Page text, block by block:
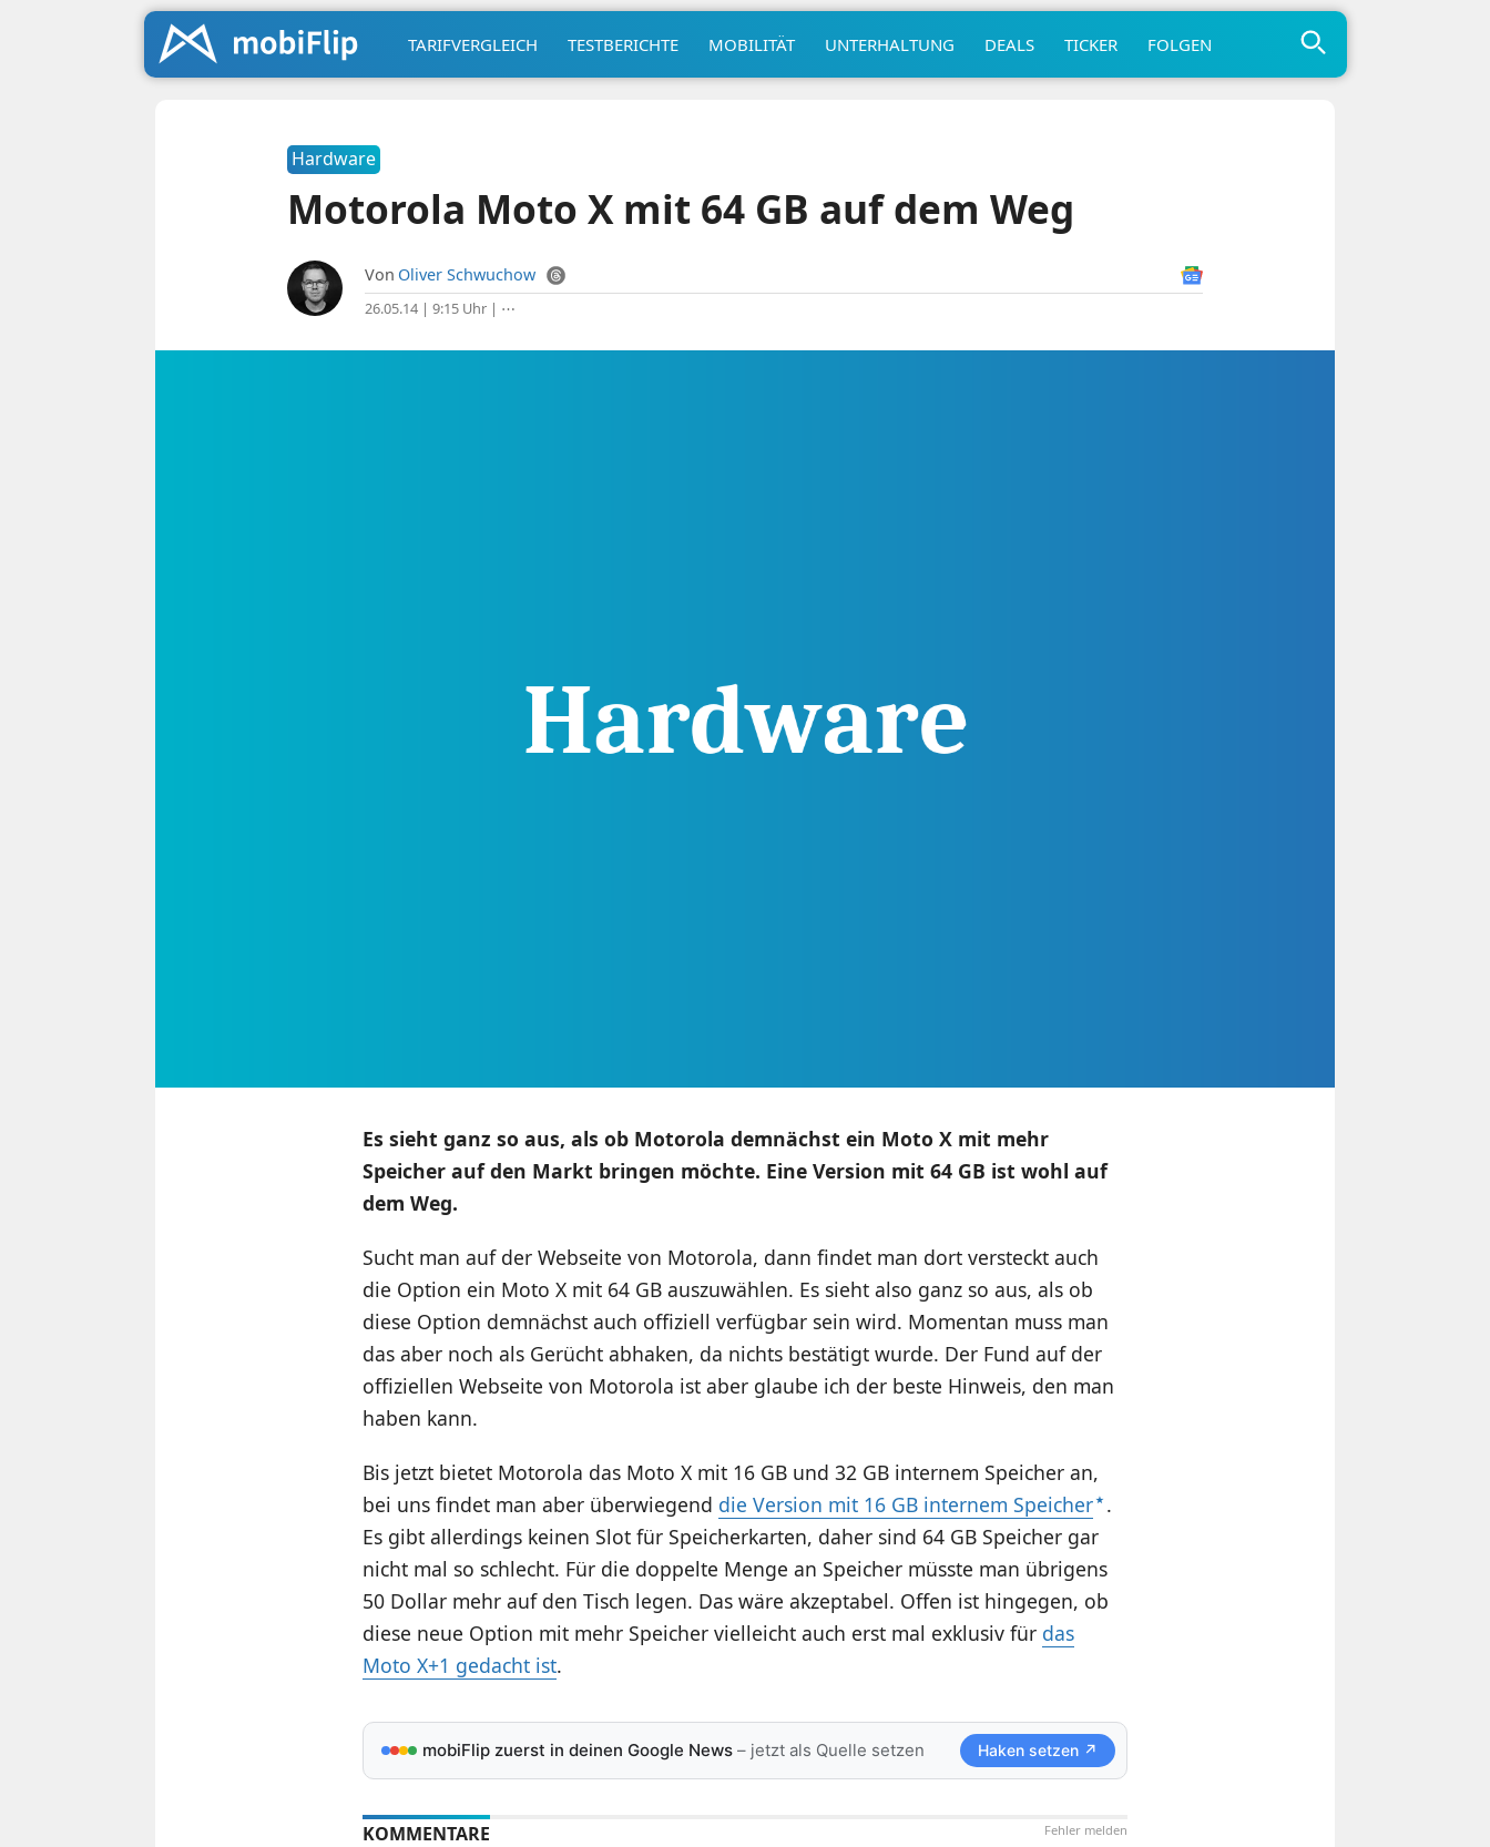
TARIFVERGLEICH TESTBERICHTE MOBILITÄT UNTERHALTUNG DEALS TICKER FOLGEN
Hardware
Motorola Moto X mit 64 GB auf dem Weg
Von Oliver Schwuchow
26.05.14 | 9:15 Uhr| ⋯
Es sieht ganz so aus, als ob Motorola demnächst ein Moto X mit mehr
Speicher auf den Markt bringen möchte. Eine Version mit 64 GB ist wohl auf
dem Weg.
Sucht man auf der Webseite von Motorola, dann findet man dort versteckt auch
die Option ein Moto X mit 64 GB auszuwählen. Es sieht also ganz so aus, als ob
diese Option demnächst auch offiziell verfügbar sein wird. Momentan muss man
das aber noch als Gerücht abhaken, da nichts bestätigt wurde. Der Fund auf der
offiziellen Webseite von Motorola ist aber glaube ich der beste Hinweis, den man
haben kann.
Bis jetzt bietet Motorola das Moto X mit 16 GB und 32 GB internem Speicher an,
bei uns findet man aber überwiegend die Version mit 16 GB internem Speicher .
Es gibt allerdings keinen Slot für Speicherkarten, daher sind 64 GB Speicher gar
nicht mal so schlecht. Für die doppelte Menge an Speicher müsste man übrigens
50 Dollar mehr auf den Tisch legen. Das wäre akzeptabel. Offen ist hingegen, ob
diese neue Option mit mehr Speicher vielleicht auch erst mal exklusiv für das
Moto X+1 gedacht ist.
mobiFlip zuerst in deinen Google News– jetzt als Quelle setzen Haken setzen ↗
Fehler melden
KOMMENTARE